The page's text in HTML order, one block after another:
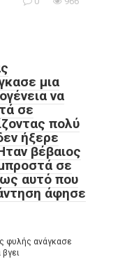
μια
να
σε
πολύ
ήξερε
βέβαιος
σε
αυτό που
άφησε
φυλής ανάγκασε